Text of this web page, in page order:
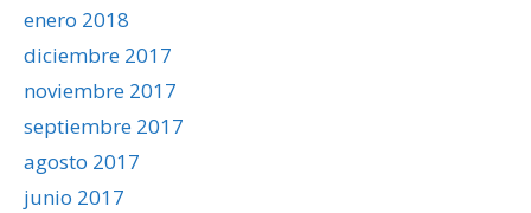
enero 2018
diciembre 2017
noviembre 2017
septiembre 2017
agosto 2017
junio 2017